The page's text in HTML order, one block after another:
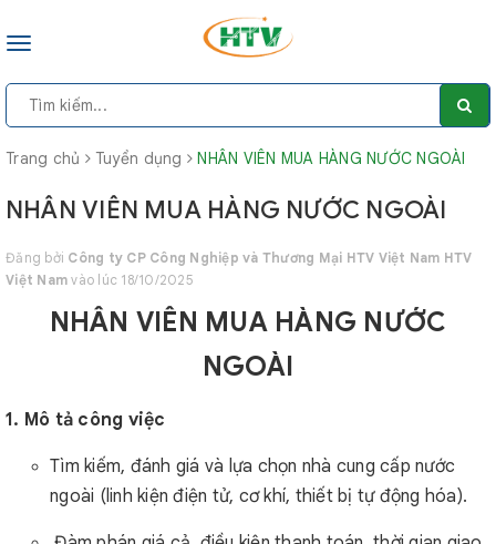
Toggle
Trang chủ Tuyển dụng NHÂN VIÊN MUA HÀNG NƯỚC NGOÀI
NHÂN VIÊN MUA HÀNG NƯỚC NGOÀI
Đăng bởi Công ty CP Công Nghiệp và Thương Mại HTV Việt Nam HTV
Việt Nam vào lúc 18/10/2025
NHÂN VIÊN MUA HÀNG NƯỚC
NGOÀI
1. Mô tả công việc
Tìm kiếm, đánh giá và lựa chọn nhà cung cấp nước
ngoài (linh kiện điện tử, cơ khí, thiết bị tự động hóa).